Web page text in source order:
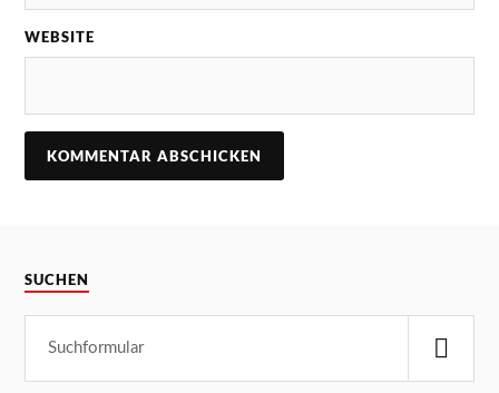
WEBSITE
SUCHEN